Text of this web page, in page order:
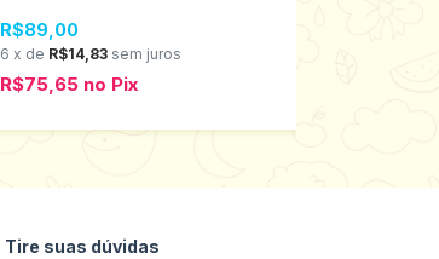
R$89,00
6 x de R$14,83 sem juros
R$75,65 no Pix
Tire suas dúvidas